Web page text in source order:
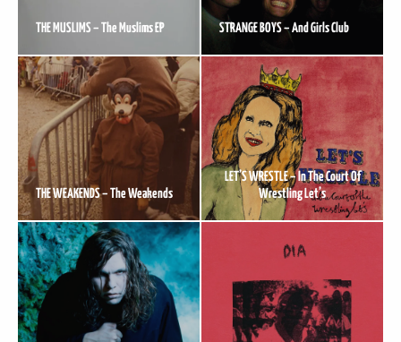
THE MUSLIMS – The Muslims EP STRANGE BOYS – And Girls Club
THE WEAKENDS – The Weakends
LET’S WRESTLE – In The Court Of
Wrestling Let’s